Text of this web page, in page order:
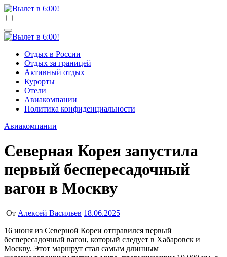
Перейти
к
Генеральный директор: Чернокоз Ольга Валерьевна
Учредитель ООО "Клуб регионов", ИНН 6685155934
Генеральный директор: Чернокоз Ольга Валерьевна
info@gosrf.ru +7 (495) 920-51-49
Отдых в России
Отдых за границей
Активный отдых
Курорты
Отели
Авиакомпании
Политика конфиденциальности
Авиакомпании
Северная Корея запустила
первый беспересадочный
вагон в Москву
От Алексей Васильев 18.06.2025
16 июня из Северной Кореи отправился первый
беспересадочный вагон, который следует в Хабаровск и
Москву. Этот маршрут стал самым длинным